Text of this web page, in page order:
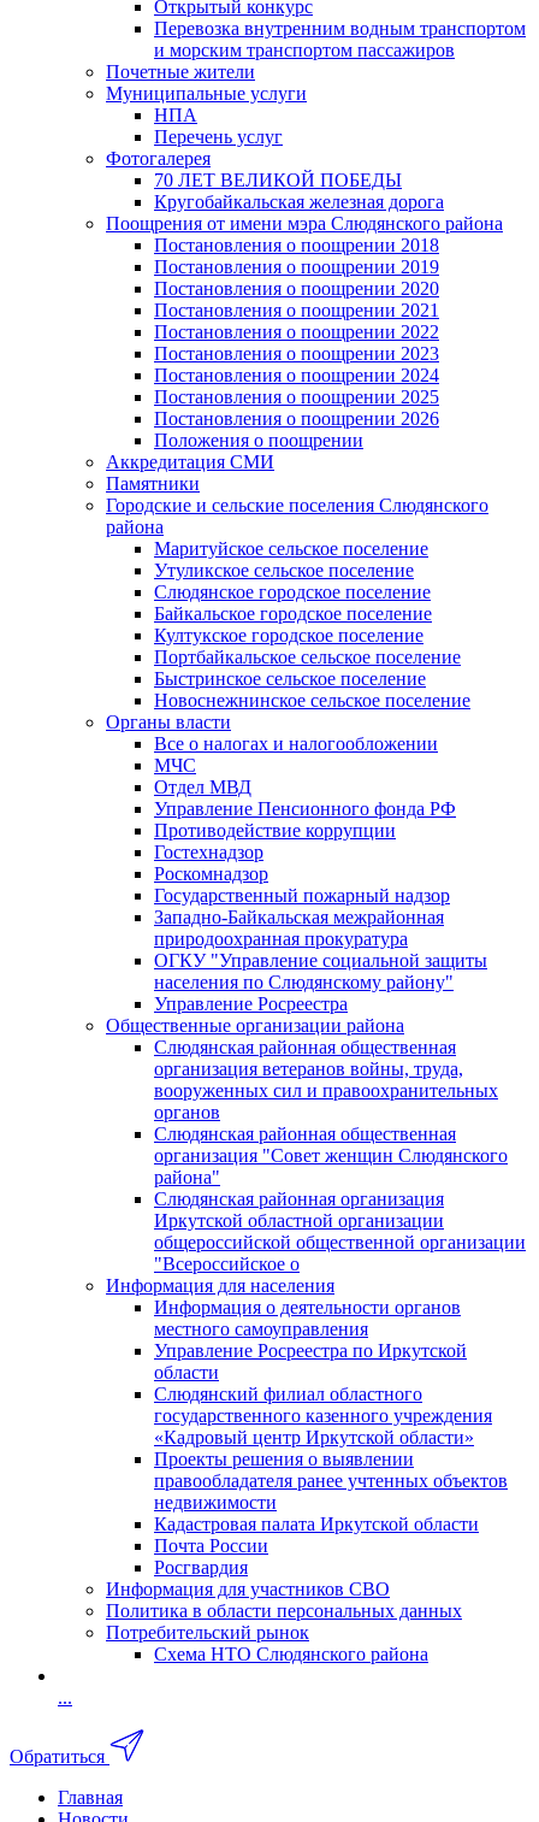
Открытый конкурс
Перевозка внутренним водным транспортом
и морским транспортом пассажиров
Почетные жители
Муниципальные услуги
НПА
Перечень услуг
Фотогалерея
70 ЛЕТ ВЕЛИКОЙ ПОБЕДЫ
Кругобайкальская железная дорога
Поощрения от имени мэра Слюдянского района
Постановления о поощрении 2018
Постановления о поощрении 2019
Постановления о поощрении 2020
Постановления о поощрении 2021
Постановления о поощрении 2022
Постановления о поощрении 2023
Постановления о поощрении 2024
Постановления о поощрении 2025
Постановления о поощрении 2026
Положения о поощрении
Аккредитация СМИ
Памятники
Городские и сельские поселения Слюдянского
района
Маритуйское сельское поселение
Утуликское сельское поселение
Слюдянское городское поселение
Байкальское городское поселение
Култукское городское поселение
Портбайкальское сельское поселение
Быстринское сельское поселение
Новоснежнинское сельское поселение
Органы власти
Все о налогах и налогообложении
МЧС
Отдел МВД
Управление Пенсионного фонда РФ
Противодействие коррупции
Гостехнадзор
Роскомнадзор
Государственный пожарный надзор
Западно-Байкальская межрайонная
природоохранная прокуратура
ОГКУ "Управление социальной защиты
населения по Слюдянскому району"
Управление Росреестра
Общественные организации района
Слюдянская районная общественная
организация ветеранов войны, труда,
вооруженных сил и правоохранительных
органов
Слюдянская районная общественная
организация "Совет женщин Слюдянского
района"
Слюдянская районная организация
Иркутской областной организации
общероссийской общественной организации
"Всероссийское о
Информация для населения
Информация о деятельности органов
местного самоуправления
Управление Росреестра по Иркутской
области
Слюдянский филиал областного
государственного казенного учреждения
«Кадровый центр Иркутской области»
Проекты решения о выявлении
правообладателя ранее учтенных объектов
недвижимости
Кадастровая палата Иркутской области
Почта России
Росгвардия
Информация для участников СВО
Политика в области персональных данных
Потребительский рынок
Схема НТО Слюдянского района
...
Обратиться
Главная